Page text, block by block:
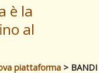
è la
al
piattaforma > BANDI